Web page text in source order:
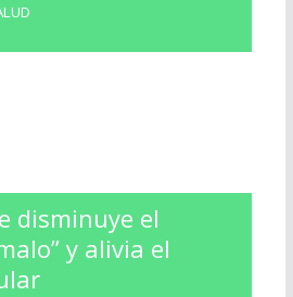
disminuye el
y alivia el